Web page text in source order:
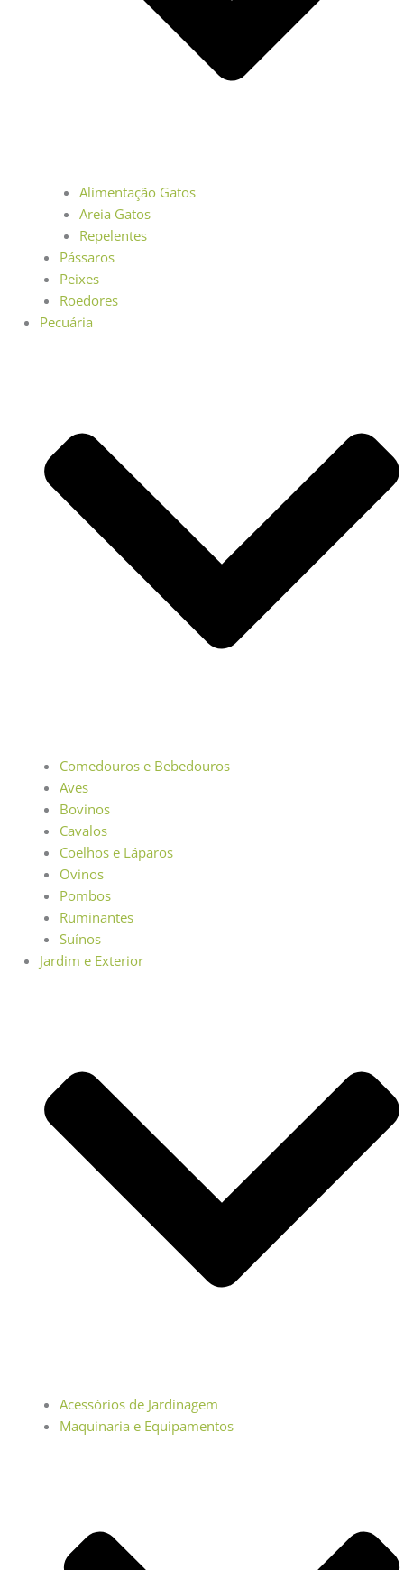
Alimentação Gatos
Areia Gatos
Repelentes
Pássaros
Peixes
Roedores
Pecuária
Comedouros e Bebedouros
Aves
Bovinos
Cavalos
Coelhos e Láparos
Ovinos
Pombos
Ruminantes
Suínos
Jardim e Exterior
Acessórios de Jardinagem
Maquinaria e Equipamentos